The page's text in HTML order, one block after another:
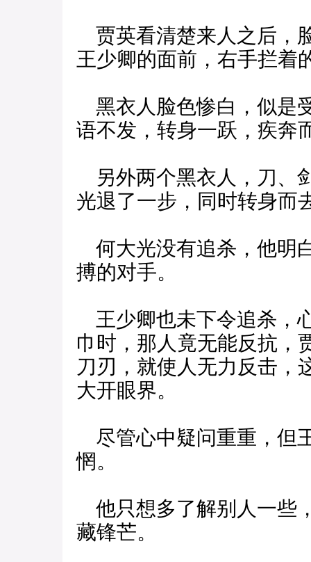
贾英看清楚来人之后，
王少卿的面前，右手拦着
黑衣人脸色惨白，似是
语不发，转身一跃，疾奔
另外两个黑衣人，刀、
光退了一步，同时转身而
何大光没有追杀，他明
搏的对手。
王少卿也未下令追杀，
巾时，那人竟无能反抗，
刀刃，就使人无力反击，
大开眼界。
尽管心中疑问重重，但
惘。
他只想多了解别人一些
藏锋芒。